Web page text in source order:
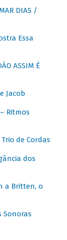
DIAS /
Essa
ASSIM É
Jacob
– Ritmos
de Cordas
dos
a Britten, o
Sonoras